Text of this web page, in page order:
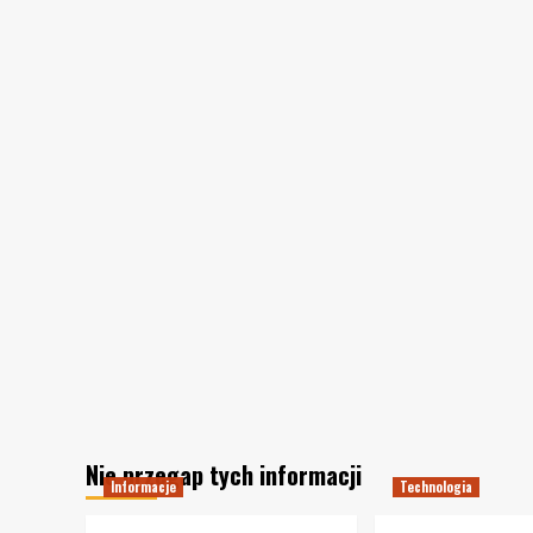
Nie przegap tych informacji
Informacje Technologia